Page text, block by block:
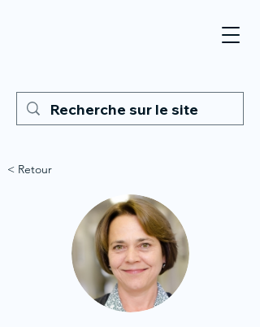
< Retour